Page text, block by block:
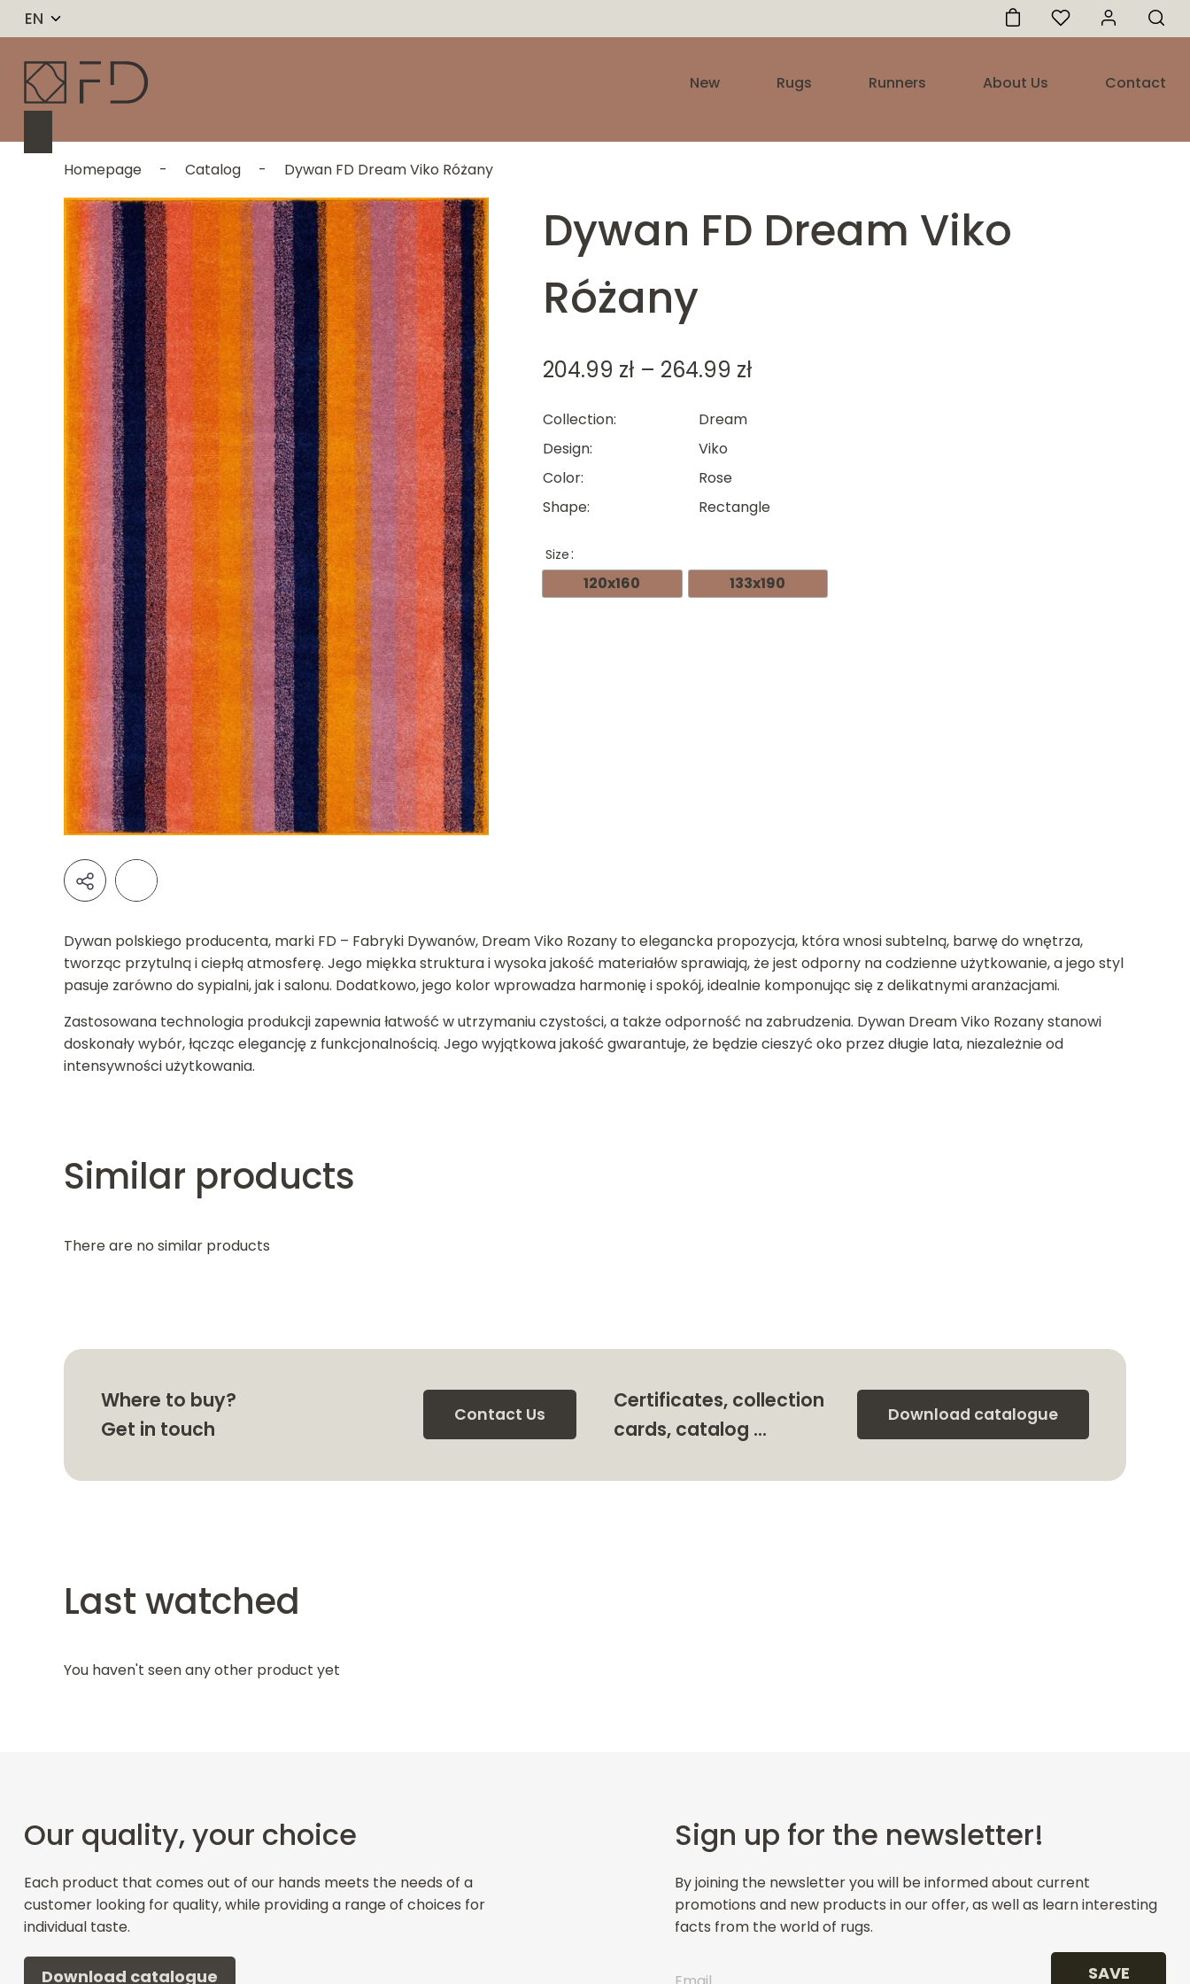
EN
New Rugs Runners About Us Contact
Homepage - Catalog - Dywan FD Dream Viko Różany
Dywan FD Dream Viko
Różany
204.99 zł – 264.99 zł
264.99 zł
Collection
Dream
Design
Viko
Color
Rose
Shape
Rectangle
Size
120x160 133x190
Dywan polskiego producenta, marki FD – Fabryki Dywanów, Dream Viko Rozany to elegancka propozycja, która wnosi subtelną, barwę do wnętrza,
tworząc przytulną i ciepłą atmosferę. Jego miękka struktura i wysoka jakość materiałów sprawiają, że jest odporny na codzienne użytkowanie, a jego styl
pasuje zarówno do sypialni, jak i salonu. Dodatkowo, jego kolor wprowadza harmonię i spokój, idealnie komponując się z delikatnymi aranżacjami.
Zastosowana technologia produkcji zapewnia łatwość w utrzymaniu czystości, a także odporność na zabrudzenia. Dywan Dream Viko Rozany stanowi
doskonały wybór, łącząc elegancję z funkcjonalnością. Jego wyjątkowa jakość gwarantuje, że będzie cieszyć oko przez długie lata, niezależnie od
intensywności użytkowania.
Similar products
There are no similar products
Where to buy?
Get in touch
Contact Us
Certificates, collection
cards, catalog …
Download catalogue
Last watched
You haven't seen any other product yet
Our quality, your choice
Each product that comes out of our hands meets the needs of a
customer looking for quality, while providing a range of choices for
individual taste.
Download catalogue
Sign up for the newsletter!
By joining the newsletter you will be informed about current
promotions and new products in our offer, as well as learn interesting
facts from the world of rugs.
SAVE